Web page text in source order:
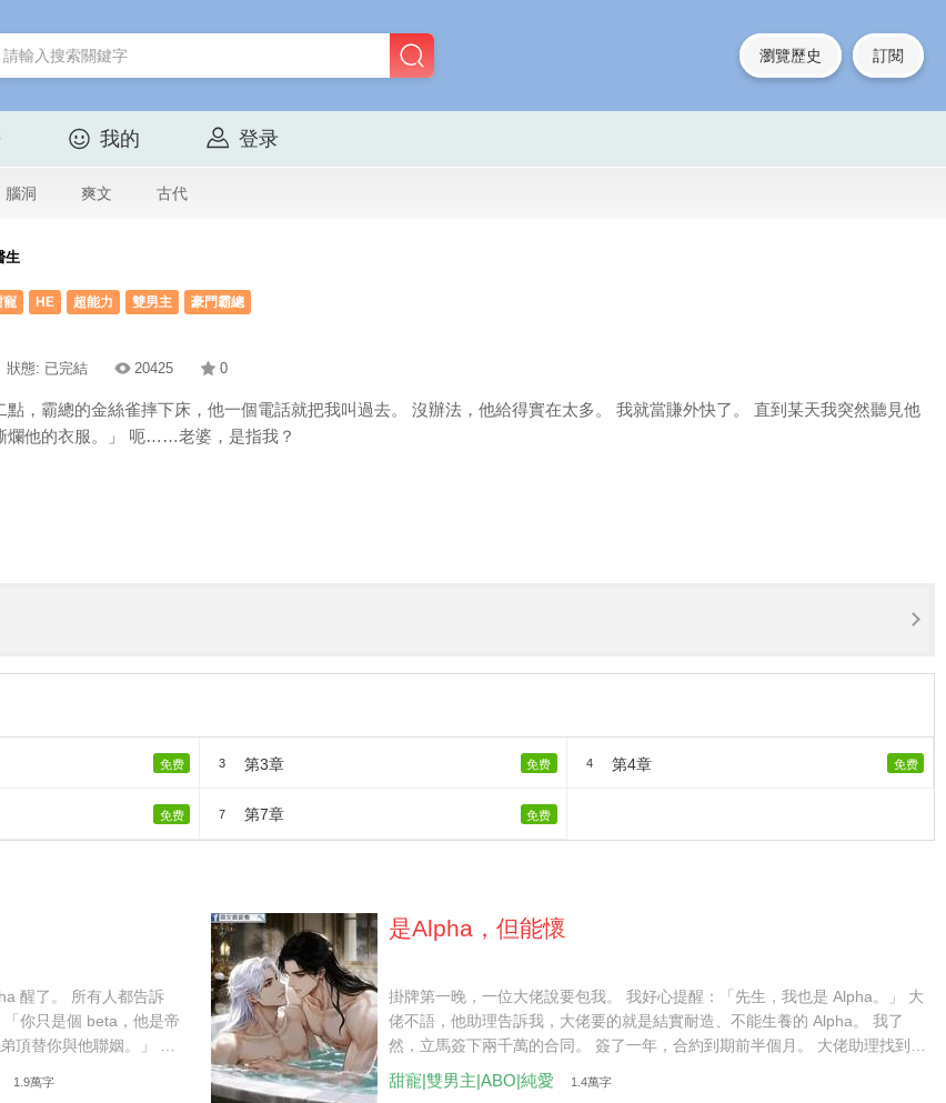
瀏覽歷史 訂閱
我的 登录
腦洞 爽文 古代
生
寵 HE 超能力 雙男主 豪門霸總
狀態: 已完結 20425 0
，霸總的金絲雀摔下床，他一個電話就把我叫過去。 沒辦法，他給得實在太多。 我就當賺外快了。 直到某天我突然聽見他
爛他的衣服。」 呃……老婆，是指我？
免费 3 第3章 免费 4 第4章 免费
免费 7 第7章 免费
醒了。 所有人都告訴
你只是個 beta，他是帝
頂替你與他聯姻。」 我
我倒挺樂意的。」
1.9萬字
是Alpha，但能懷
掛牌第一晚，一位大佬說要包我。 我好心提醒：「先生，我也是 Alpha。」 大
佬不語，他助理告訴我，大佬要的就是結實耐造、不能生養的 Alpha。 我了
然，立馬簽下兩千萬的合同。 簽了一年，合約到期前半個月。 大佬助理找到
我：「再續兩年。」 我委婉拒絕：「還是不了。」 肚子不爭氣，懷了。
甜寵|雙男主|ABO|純愛 1.4萬字